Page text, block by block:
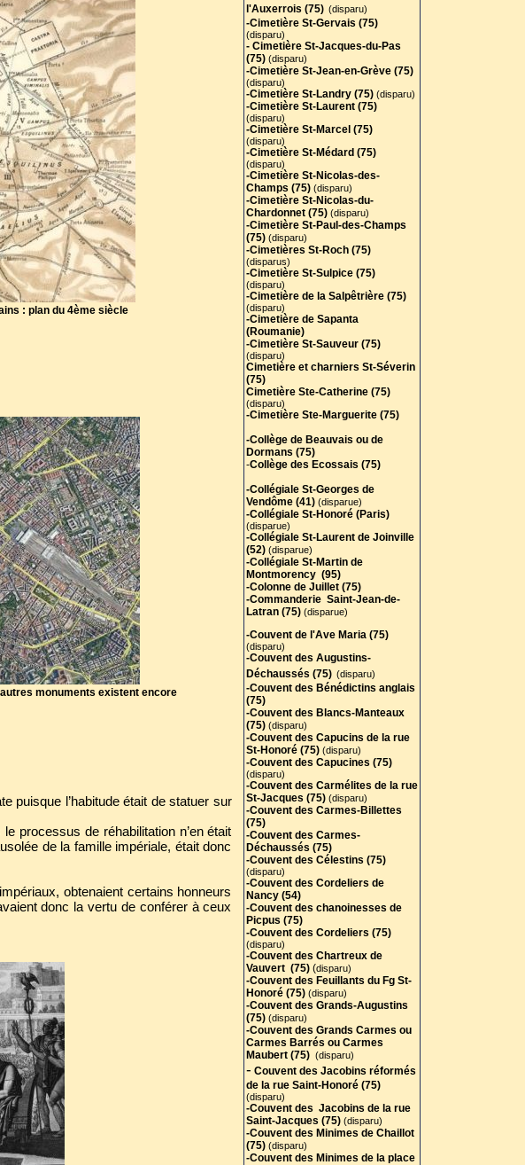
puisque l’habitude était de statuer sur
processus de réhabilitation n’en était
de la famille impériale, était donc
obtenaient certains honneurs
donc la vertu de conférer à ceux
monuments existent encore
: plan du 4ème siècle
l'Auxerrois (75) (disparu)
-Cimetière St-Gervais (75)
(disparu)
- Cimetière St-Jacques-du-Pas
(75) (disparu)
-Cimetière St-Jean-en-Grève (75)
(disparu)
-Cimetière St-Landry (75) (disparu)
-Cimetière St-Laurent (75)
(disparu)
-Cimetière St-Marcel (75)
(disparu)
-Cimetière St-Médard (75)
(disparu)
-Cimetière St-Nicolas-des-
Champs (75) (disparu)
-Cimetière St-Nicolas-du-
Chardonnet (75) (disparu)
-Cimetière St-Paul-des-Champs
(75) (disparu)
-Cimetières St-Roch (75)
(disparus)
-Cimetière St-Sulpice (75)
(disparu)
-Cimetière de la Salpêtrière (75)
(disparu)
-Cimetière de Sapanta
(Roumanie)
-Cimetière St-Sauveur (75)
(disparu)
Cimetière et charniers St-Séverin
(75)
Cimetière Ste-Catherine (75)
(disparu)
-Cimetière Ste-Marguerite (75)
-Collège de Beauvais ou de
Dormans (75)
-Collège des Ecossais (75)
-Collégiale St-Georges de
Vendôme (41) (disparue)
-Collégiale St-Honoré (Paris)
(disparue)
-Collégiale St-Laurent de Joinville
(52) (disparue)
-Collégiale St-Martin de
Montmorency (95)
-Colonne de Juillet (75)
-Commanderie Saint-Jean-de-
Latran (75) (disparue)
-Couvent de l'Ave Maria (75)
(disparu)
-Couvent des Augustins-
Déchaussés (75) (disparu)
-Couvent des Bénédictins anglais
(75)
-Couvent des Blancs-Manteaux
(75) (disparu)
-Couvent des Capucins de la rue
St-Honoré (75) (disparu)
-Couvent des Capucines (75)
(disparu)
-Couvent des Carmélites de la rue
St-Jacques (75) (disparu)
-Couvent des Carmes-Billettes
(75)
-Couvent des Carmes-
Déchaussés (75)
-Couvent des Célestins (75)
(disparu)
-Couvent des Cordeliers de
Nancy (54)
-Couvent des chanoinesses de
Picpus (75)
-Couvent des Cordeliers (75)
(disparu)
-Couvent des Chartreux de
Vauvert (75) (disparu)
-Couvent des Feuillants du Fg St-
Honoré (75) (disparu)
-Couvent des Grands-Augustins
(75) (disparu)
-Couvent des Grands Carmes ou
Carmes Barrés ou Carmes
Maubert (75) (disparu)
- Couvent des Jacobins réformés
de la rue Saint-Honoré (75)
(disparu)
-Couvent des Jacobins de la rue
Saint-Jacques (75) (disparu)
-Couvent des Minimes de Chaillot
(75) (disparu)
-Couvent des Minimes de la place